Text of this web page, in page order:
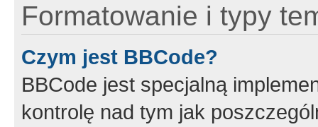
Formatowanie i typy
Czym jest BBCode?
BBCode jest specjalną
kontrolę nad tym jak